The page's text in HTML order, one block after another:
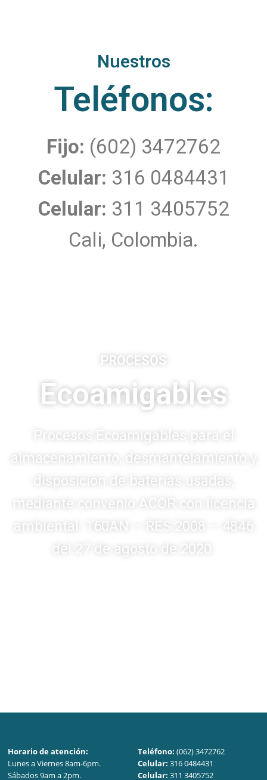
Nuestros
Teléfonos:​
Fijo: (602) 3472762
Celular: 316 0484431
Celular: 311 3405752
Cali, Colombia.
PROCESOS
Ecoamigables
Procesos Ecoamigables para el
almacenamiento, desmantelamiento y
disposición de baterías usadas,
mediante convenio ACOR con licencia
ambiental: 160AN – RES 2008 – 4846
del 27 de agosto de 2020.
Horario de atención:
Lunes a Viernes 8am-6pm.
Sábados 9am a 2pm.
Teléfono: (062) 3472762
Celular: 316 0484431
Celular: 311 3405752